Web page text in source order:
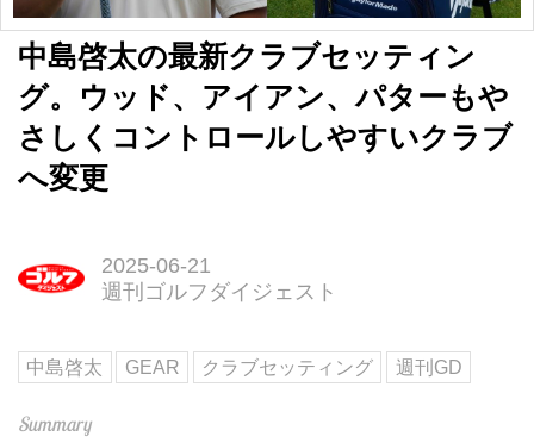
中島啓太の最新クラブセッティン
グ。ウッド、アイアン、パターもや
さしくコントロールしやすいクラブ
へ変更
2025-06-21
週刊ゴルフダイジェスト
中島啓太 GEAR クラブセッティング 週刊GD